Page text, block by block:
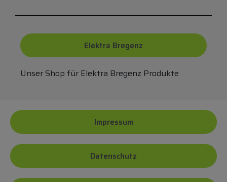
Elektra Bregenz
Unser Shop für Elektra Bregenz Produkte
Impressum
Datenschutz